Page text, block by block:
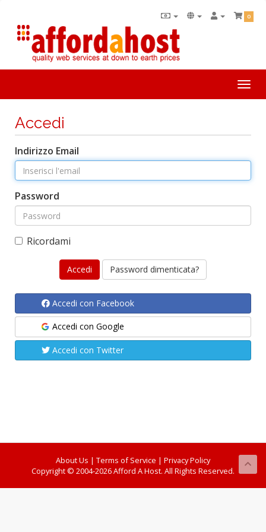
0
Accedi
Indirizzo Email
Password
Ricordami
Password dimenticata?
Accedi con Facebook
Accedi con Google
Accedi con Twitter
About Us | Terms of Service | Privacy Policy
Copyright © 2004-2026 Afford A Host. All Rights Reserved.